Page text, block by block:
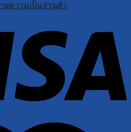
ยความเป็นส่วนตัว